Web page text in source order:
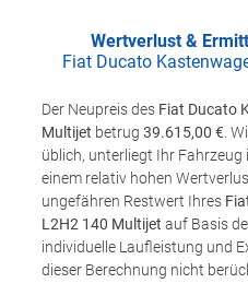
Wertverlust &
Fiat Ducato
Der Neupreis des Fiat Ducato
Multijet betrug 39.615,00 € .
üblich, unterliegt Ihr
einem relativ hohen
ungefähren Restwert Ihres
L2H2 140 Multijet auf Basis
individuelle Laufleistung und
dieser Berechnung nicht